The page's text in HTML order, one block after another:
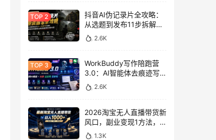
抖音AI伪记录片全攻略：
从选题到发布11步拆解，
零基础做出高流量真实感
内容
2.6K
WorkBuddy写作陪跑营
3.0：AI智能体去痕迹写
作，头条公众号百家号变
现
2.6K
2026淘宝无人直播带货新
风口，副业变现1方法，
无违规稳定可长期操作
1.3K